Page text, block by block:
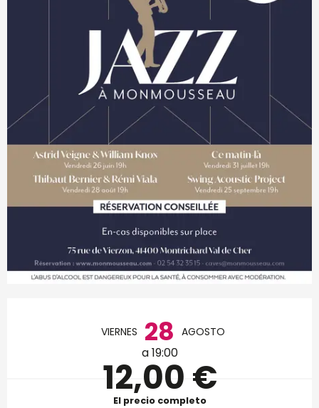
Horarios y datos de
VIERNES 28 AGOSTO
a 19:00
12,00 €
El precio completo